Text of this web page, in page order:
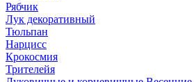
Рябчик
Лук декоративный
Тюльпан
Нарцисс
Крокосмия
Трителейя